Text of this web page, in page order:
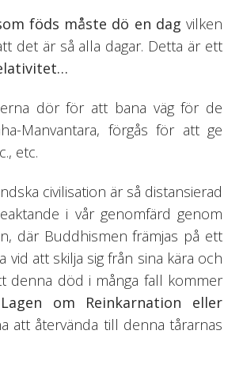
föds måste dö en dag vilken
det är så alla dagar. Detta är ett
dör för att bana väg för de
Manvantara, förgås för att ge
etc.
civilisation är så distansierad
i vår genomfärd genom
där Buddhismen främjas på ett
att skilja sig från sina kära och
denna död i många fall kommer
Lagen om Reinkarnation eller
att återvända till denna tårarnas